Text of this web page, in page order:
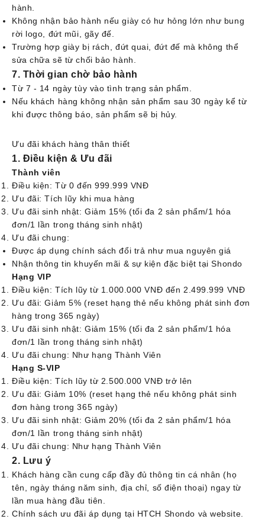
hành.
Không nhận bảo hành nếu giày có hư hỏng lớn như bung
rời logo, đứt mũi, gãy đế.
Trường hợp giày bị rách, đứt quai, đứt đế mà không thể
sửa chữa sẽ từ chối bảo hành.
7. Thời gian chờ bảo hành
Từ 7 - 14 ngày tùy vào tình trạng sản phẩm.
Nếu khách hàng không nhận sản phẩm sau 30 ngày kể từ
khi được thông báo, sản phẩm sẽ bị hủy.
Ưu đãi khách hàng thân thiết
1. Điều kiện & Ưu đãi
Thành viên
Điều kiện: Từ 0 đến 999.999 VNĐ
Ưu đãi: Tích lũy khi mua hàng
Ưu đãi sinh nhật: Giảm 15% (tối đa 2 sản phẩm/1 hóa
đơn/1 lần trong tháng sinh nhật)
Ưu đãi chung:
Được áp dụng chính sách đổi trả như mua nguyên giá
Nhận thông tin khuyến mãi & sự kiện đặc biệt tại Shondo
Hạng VIP
Điều kiện: Tích lũy từ 1.000.000 VNĐ đến 2.499.999 VNĐ
Ưu đãi: Giảm 5% (reset hạng thẻ nếu không phát sinh đơn
hàng trong 365 ngày)
Ưu đãi sinh nhật: Giảm 15% (tối đa 2 sản phẩm/1 hóa
đơn/1 lần trong tháng sinh nhật)
Ưu đãi chung: Như hạng Thành Viên
Hạng S-VIP
Điều kiện: Tích lũy từ 2.500.000 VNĐ trở lên
Ưu đãi: Giảm 10% (reset hạng thẻ nếu không phát sinh
đơn hàng trong 365 ngày)
Ưu đãi sinh nhật: Giảm 20% (tối đa 2 sản phẩm/1 hóa
đơn/1 lần trong tháng sinh nhật)
Ưu đãi chung: Như hạng Thành Viên
2. Lưu ý
Khách hàng cần cung cấp đầy đủ thông tin cá nhân (họ
tên, ngày tháng năm sinh, địa chỉ, số điện thoại) ngay từ
lần mua hàng đầu tiên.
Chính sách ưu đãi áp dụng tại HTCH Shondo và website.